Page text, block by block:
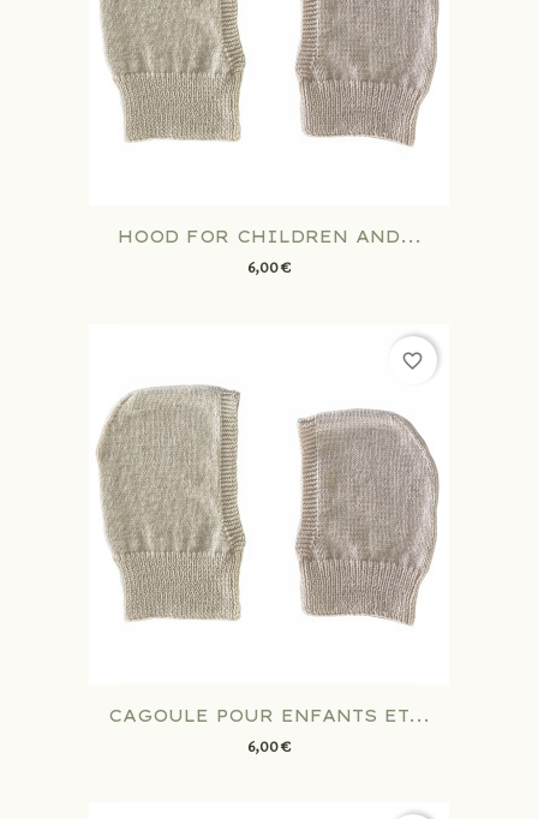
HOOD FOR CHILDREN AND...
6,00 €
CAGOULE POUR ENFANTS ET...
6,00 €
favorite_border